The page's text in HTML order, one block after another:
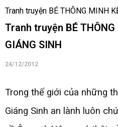
Tranh truyện BÉ THÔNG MINH
Tranh truyện BÉ THÔNG
GIÁNG SINH
24/12/2012
Trong thế giới của những
Giáng Sinh an lành luôn